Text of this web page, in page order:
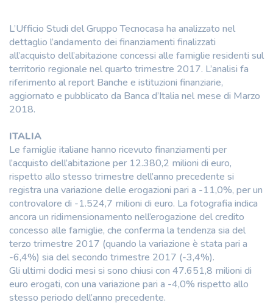
L’Ufficio Studi del Gruppo Tecnocasa ha analizzato nel
dettaglio l’andamento dei finanziamenti finalizzati
all’acquisto dell’abitazione concessi alle famiglie residenti sul
territorio regionale nel quarto trimestre 2017. L’analisi fa
riferimento al report Banche e istituzioni finanziarie,
aggiornato e pubblicato da Banca d’Italia nel mese di Marzo
2018.
ITALIA
Le famiglie italiane hanno ricevuto finanziamenti per
l’acquisto dell’abitazione per 12.380,2 milioni di euro,
rispetto allo stesso trimestre dell’anno precedente si
registra una variazione delle erogazioni pari a -11,0%, per un
controvalore di -1.524,7 milioni di euro. La fotografia indica
ancora un ridimensionamento nell’erogazione del credito
concesso alle famiglie, che conferma la tendenza sia del
terzo trimestre 2017 (quando la variazione è stata pari a
-6,4%) sia del secondo trimestre 2017 (-3,4%).
Gli ultimi dodici mesi si sono chiusi con 47.651,8 milioni di
euro erogati, con una variazione pari a -4,0% rispetto allo
stesso periodo dell’anno precedente.